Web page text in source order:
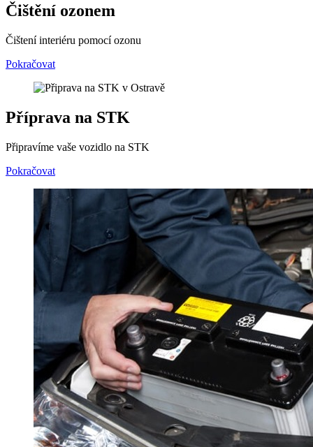
Čištění ozonem
Čištení interiéru pomocí ozonu
Pokračovat
Příprava na STK
Připravíme vaše vozidlo na STK
Pokračovat